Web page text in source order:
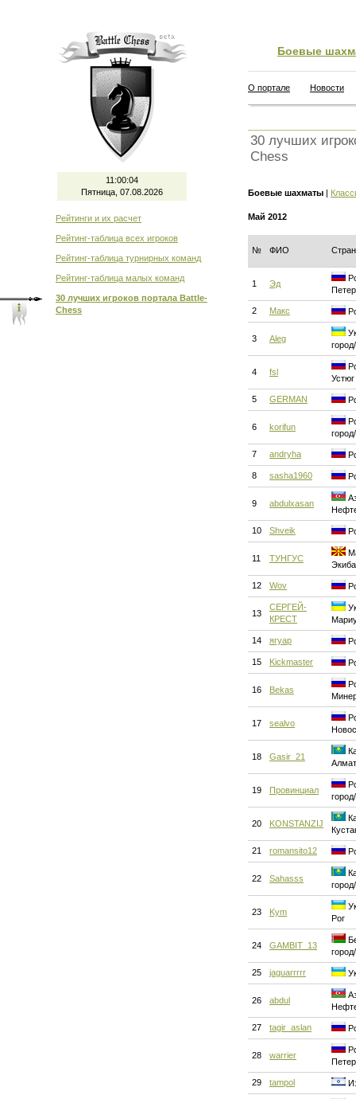
11:00:05
Пятница, 07.08.2026
Рейтинги и их расчет
Рейтинг-таблица всех игроков
Рейтинг-таблица турнирных команд
Рейтинг-таблица малых команд
30 лучших игроков портала Battle-
Chess
Боевые
О портале Новости
30 лучших
Chess
Боевые шахматы |
Май 2012
№ ФИО
1 Эд
2 Макс
3 Aleg
4 fsl
Устюг
5 GERMAN
6 korifun
7 andryha
8 sasha1960
9 abdulxasan
10 Shveik
11 ТУНГУС
12 Wov
13
СЕРГЕЙ-
КРЕСТ
14 ягуар
15 Kickmaster
16 Bekas
17 sealvo
18 Gasir_21
19 Провинциал
20 KONSTANZIJ
21 romansito12
22 Sahasss
23 Kym
Рог
24 GAMBIT_13
25 jaguarrrrr
26 abdul
27 tagir_aslan
28 warrier
29 tampol